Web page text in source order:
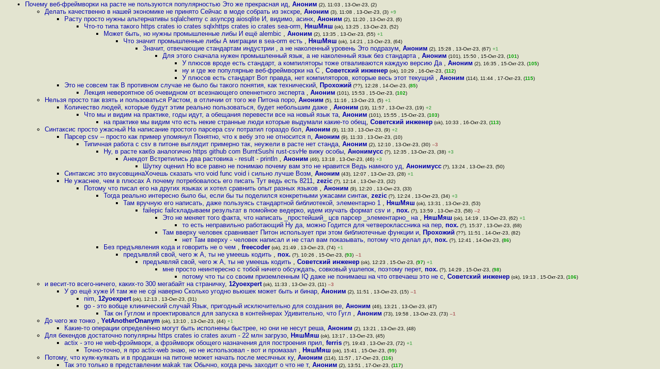
Почему веб-фреймворки на расте не пользуются популярностью Это же прекрасная ид, Аноним (2), 11:03 , 13-Окт-23, (2)
Делать качественно в нашей экономике не принято Сейчас в моде собрать из экскре, Аноним (3), 11:08 , 13-Окт-23, (3) +9
Расту просто нужны альтернативы sqlalchemy с asyncpg aiosqlite И, видимо, асинх, Аноним (2), 11:20 , 13-Окт-23, (6)
Что-то типа такого https crates io crates sqlxhttps crates io crates sea-orm, НяшМяш (ok), 13:25 , 13-Окт-23, (52)
Может быть, но нужны промышленные либы И ещё alembic , Аноним (2), 13:35 , 13-Окт-23, (55) +1
Что значит промышленные либы А миграции в sea-orm есть , НяшМяш (ok), 14:21 , 13-Окт-23, (64)
Значит, отвечающие стандартам индустрии , а не наколенный уровень Это подразум, Аноним (2), 15:28 , 13-Окт-23, (67) +1
Для этого сначала нужен промышленный язык, а не наколенный язык без стандарта , Аноним (101), 15:50 , 15-Окт-23, (101)
У плюсов вроде есть стандарт, а компиляторы тоже отваливаются каждую версию Да , Аноним (2), 16:35 , 15-Окт-23, (105)
ну и где же популярные веб-фреймворки на С , Советский инженер (ok), 10:29 , 16-Окт-23, (112)
У плюсов есть стандарт Вот правда, нет компиляторов, которые весь этот текущий , Аноним (114), 11:44 , 17-Окт-23, (115)
Это не совсем так В противном случае не было бы такого понятия, как технический, Прохожий (??), 12:28 , 14-Окт-23, (85)
Лекция невероятное об очевидном от всезнающего опеннетного эксперта , Аноним (101), 15:53 , 15-Окт-23, (102)
Нельзя просто так взять и пользоваться Растом, в отличии от того же Питона поро, Аноним (5), 11:16 , 13-Окт-23, (5) +1
Количество людей, которые будут этим реально пользоваться, будет небольшим даже , Аноним (19), 11:57 , 13-Окт-23, (19) +2
Что мы и видим на практике, годы идут, а обещания перевести все на новый язык та, Аноним (101), 15:55 , 15-Окт-23, (103)
на практике мы видим что есть некие странные люди которые выдумали какие-то обещ, Советский инженер (ok), 10:33 , 16-Окт-23, (113)
Синтаксис просто ужасный На написание простого парсера csv потратил гораздо бол, Аноним (9), 11:33 , 13-Окт-23, (9) +2
Парсер csv -- просто как пример упомянул Понятно, что к вебу это не относится п, Аноним (9), 11:33 , 13-Окт-23, (10)
Типичная работа с csv в питоне выглядит примерно так, неужели в расте нет станда, Аноним (2), 12:10 , 13-Окт-23, (30) –3
Ну, в расте какбэ аналогично https github com BurntSushi rust-csvНе вижу особы, Анонимусс (?), 12:35 , 13-Окт-23, (38) +3
Анекдот Встретились два растовика - result - println , Аноним (46), 13:18 , 13-Окт-23, (46) +3
Шутку оценил Но все равно не понимаю почему вам это не нравится Ведь намного уд, Анонимусс (?), 13:24 , 13-Окт-23, (50)
Синтаксис это вкусовщинаХочешь сказать что void func void i сильно лучше Возм, Аноним (43), 12:07 , 13-Окт-23, (28) +1
Не ужаснее, чем в плюсах А почему потребовалось его писать Тут ведь есть 8211, zezic (?), 12:14 , 13-Окт-23, (32)
Потому что писал его на других языках и хотел сравнить опыт разных языков , Аноним (9), 12:20 , 13-Окт-23, (33)
Тогда реально интересно было бы, если бы ты поделился конкретными ужасами синтак, zezic (?), 12:24 , 13-Окт-23, (34) +3
Там вручную его написать, даже пользуясь стандартной библиотекой, элементарно 1 , НяшМяш (ok), 13:31 , 13-Окт-23, (53)
failepic failскладываем результат в помойное ведерко, идем изучать формат csv и , пох. (?), 13:59 , 13-Окт-23, (58) –2
Это не меняет того факта, что написать _простейший_ цсв парсер _элементарно_ на , НяшМяш (ok), 14:19 , 13-Окт-23, (62) +1
то есть неправильно работающий Ну да, можно Годится для четвероклассника на пер, пох. (?), 15:37 , 13-Окт-23, (68)
Там вверху человек сравнивает Питон использует при этом библиотечные функции и, Прохожий (??), 11:51 , 14-Окт-23, (82)
нет Там вверху - человек написал и не стал вам показывать, потому что делал дл, пох. (?), 12:41 , 14-Окт-23, (86)
Без предъявления кода и говорить не о чем , freecoder (ok), 21:49 , 13-Окт-23, (74) +1
предъявляй свой, чего ж А, ты не умеешь кодить , пох. (?), 10:26 , 15-Окт-23, (93) –1
предъявляй свой, чего ж А, ты не умеешь кодить , Советский инженер (ok), 12:23 , 15-Окт-23, (97) +1
мне просто неинтересно с тобой ничего обсуждать, совковый ушлепок, поэтому перет, пох. (?), 14:29 , 15-Окт-23, (98)
потому что ты со своим приземленным IQ даже не понимаеш на что отвечаеш это не с, Советский инженер (ok), 19:13 , 15-Окт-23, (106)
и весит-то всего-ничего, каких-то 300 мегабайт на страничку, 12yoexpert (ok), 11:33 , 13-Окт-23, (11) –3
У go ещё хуже И там же не cgi наверно Сколько угодно вьюшек может быть и бинар, Аноним (2), 11:51 , 13-Окт-23, (15) –1
nim, 12yoexpert (ok), 12:13 , 13-Окт-23, (31)
go - это вобще клинический случай Язык, пригодный исключительно для создания ве, Аноним (46), 13:21 , 13-Окт-23, (47)
Так он Гуглом и проектировался для запуска в контейнерах Удивительно, что Гугл , Аноним (73), 19:58 , 13-Окт-23, (73) –1
До чего же тонко , YetAnotherOnanym (ok), 13:10 , 13-Окт-23, (44) +1
Какие-то операции определённо могут быть исполнены быстрее, но они не несут реша, Аноним (2), 13:21 , 13-Окт-23, (48)
Для бекендов достаточно популярны https crates io crates axum - 22 млн загрузо, НяшМяш (ok), 13:17 , 13-Окт-23, (45)
actix - это не web-фрэймворк, а фрэймворк обощего назначения для построения прил, ferris (?), 19:43 , 13-Окт-23, (72) +1
Точно-точно, я про actix-web знаю, но не использовал - вот и промазал , НяшМяш (ok), 15:41 , 15-Окт-23, (99)
Потому, что куяк-куякать и в продакшн на питоне может начать после месячных ку, Аноним (114), 11:57 , 17-Окт-23, (116)
Так это только в представлении маkаk так Обычно, когда речь заходит о что не т, Аноним (2), 13:51 , 17-Окт-23, (117)